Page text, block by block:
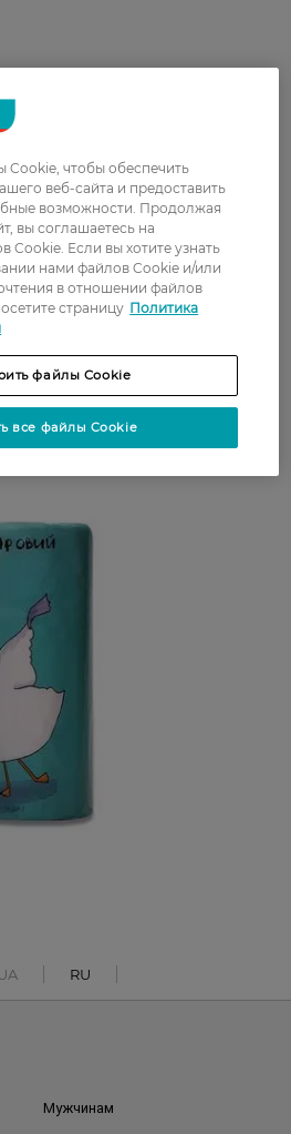
помещениях часто
бумажные 2 х
рук и поддержания
экологичными
удобно и
руки после мытья в
а дома эти изделия
для удаления пятен и
с поверхностей.
RU
Мужчинам
чтобы обеспечить
веб-сайта и предоставить
возможности. Продолжая
вы соглашаетесь на
Cookie. Если вы хотите узнать
нами файлов Cookie и/или
в отношении файлов
страницу Политика
файлы Cookie
все файлы Cookie